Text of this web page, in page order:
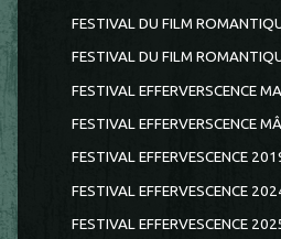
FESTIVAL DU FILM
FESTIVAL DU FILM
FESTIVAL EFFERVERSCENCE
FESTIVAL EFFERVERSCENCE
FESTIVAL EFFERVESCENCE
FESTIVAL EFFERVESCENCE
FESTIVAL EFFERVESCENCE